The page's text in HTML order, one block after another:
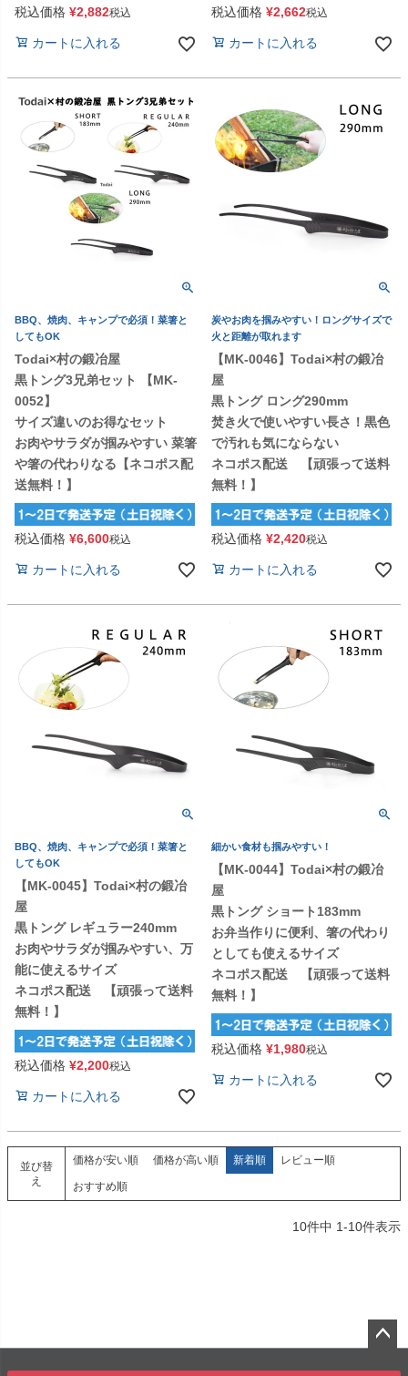
税込価格 ¥2,882税込
カートに入れる
税込価格 ¥2,662税込
カートに入れる
BBQ、焼肉、キャンプで必須！菜箸と
してもOK
Todai×村の鍛冶屋
黒トング3兄弟セット 【MK-
0052】
サイズ違いのお得なセット
お肉やサラダが掴みやすい 菜箸
や箸の代わりなる【ネコポス配
送無料！】
税込価格 ¥6,600税込
カートに入れる
炭やお肉を掴みやすい！ロングサイズで
火と距離が取れます
【MK-0046】Todai×村の鍛冶
屋
黒トング ロング290mm
焚き火で使いやすい長さ！黒色
で汚れも気にならない
ネコポス配送 【頑張って送料
無料！】
税込価格 ¥2,420税込
カートに入れる
BBQ、焼肉、キャンプで必須！菜箸と
してもOK
【MK-0045】Todai×村の鍛冶
屋
黒トング レギュラー240mm
お肉やサラダが掴みやすい、万
能に使えるサイズ
ネコポス配送 【頑張って送料
無料！】
税込価格 ¥2,200税込
カートに入れる
細かい食材も掴みやすい！
【MK-0044】Todai×村の鍛冶
屋
黒トング ショート183mm
お弁当作りに便利、箸の代わり
としても使えるサイズ
ネコポス配送 【頑張って送料
無料！】
税込価格 ¥1,980税込
カートに入れる
並び替
え
価格が安い順 価格が高い順 新着順 レビュー順
おすすめ順
10件中 1-10件表示